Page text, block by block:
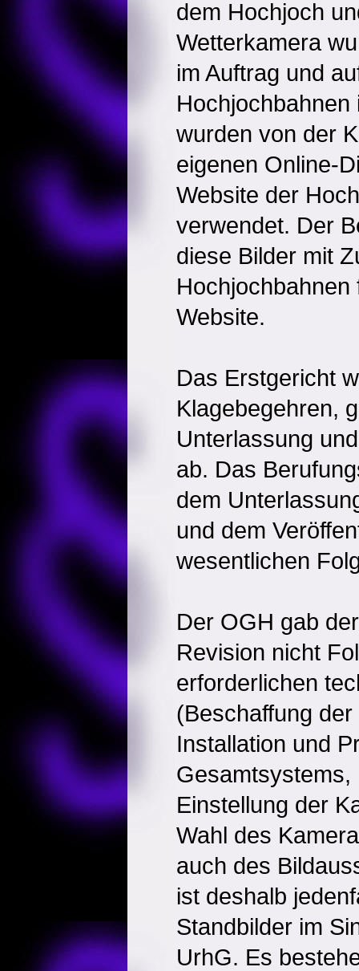
dem Hochjoch
Wetterkamera
im Auftrag und
Hochjochbahnen
wurden von der
eigenen Online-
Website der
verwendet. Der
diese Bilder mit
Website.
Das Erstgericht
Klagebegehren,
Unterlassung
ab. Das
dem
und dem
wesentlichen
Der OGH gab
Revision nicht
erforderlichen
(Beschaffung
Installation und
Gesamtsystems,
Einstellung der
Wahl des
auch des
ist deshalb
Standbilder im
UrhG. Es